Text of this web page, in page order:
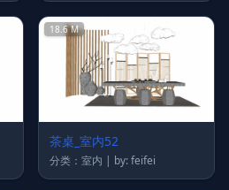
18.6 M
茶桌_室内52
分类：室内 | by: feifei